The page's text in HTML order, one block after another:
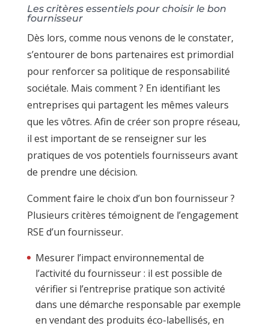
Les critères essentiels pour choisir le bon
fournisseur
Dès lors, comme nous venons de le constater,
s’entourer de bons partenaires est primordial
pour renforcer sa politique de responsabilité
sociétale. Mais comment ? En identifiant les
entreprises qui partagent les mêmes valeurs
que les vôtres. Afin de créer son propre réseau,
il est important de se renseigner sur les
pratiques de vos potentiels fournisseurs avant
de prendre une décision.
Comment faire le choix d’un bon fournisseur ?
Plusieurs critères témoignent de l’engagement
RSE d’un fournisseur.
Mesurer l’impact environnemental de
l’activité du fournisseur : il est possible de
vérifier si l’entreprise pratique son activité
dans une démarche responsable par exemple
en vendant des produits éco-labellisés, en